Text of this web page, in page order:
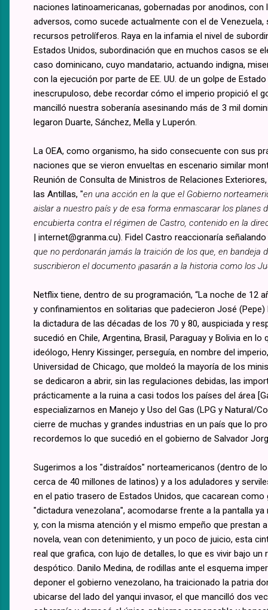
naciones latinoamericanas, gobernadas por anodinos,
adversos, como sucede actualmente con el de
recursos petrolíferos. Raya en la infamia el nivel de
Estados Unidos, subordinación que en muchos casos se
caso dominicano, cuyo mandatario, actuando indigna,
con la ejecución por parte de EE. UU. de un golpe de
inescrupuloso, debe recordar cómo el imperio propició el
mancilló nuestra soberanía asesinando más de 3 mil
legaron Duarte, Sánchez, Mella y Luperón.
La OEA, como organismo, ha sido consecuente con sus
naciones que se vieron envueltas en escenario similar
Reunión de Consulta de Ministros de Relaciones
las Antillas, "en una acción en la que el Gobierno
aislar a nuestro país y de esa forma enmascarar los planes
encubierta contra el régimen de Castro, contenido en la
| internet@granma.cu). Fidel Castro reaccionaría
que no perdonarán jamás la traición de los que, en bandeja
suscribieron el documento ¡pa­sarán a la historia como los
Netflix tiene, dentro de su programación, “La noche de 12
y confinamientos en solitarias que padecieron José
la dictadura de las décadas de los 70 y 80, auspiciada y
sucedió en Chile, Argentina, Brasil, Paraguay y Bolivia en
ideólogo, Henry Kissinger, perseguía, en nombre del
Universidad de Chicago, que moldeó la mayoría de los
se dedicaron a abrir, sin las regulaciones debidas, las
prácticamente a la ruina a casi todos los países del área
especializarnos en Manejo y Uso del Gas (LPG y Natural/
cierre de muchas y grandes industrias en un país que lo
recordemos lo que sucedió en el gobierno de Salvador
Sugerimos a los "distraídos" norteamericanos (dentro de
cerca de 40 millones de latinos) y a los aduladores y
en el patio trasero de Estados Unidos, que cacarean como
"dictadura venezolana", acomodarse frente a la pantalla ya
y, con la misma atención y el mismo empeño que prestan
novela, vean con detenimiento, y un poco de juicio, esta
real que grafica, con lujo de detalles, lo que es vivir bajo un
despótico. Danilo Medina, de rodillas ante el esquema
deponer el gobierno venezolano, ha traicionado la patria
ubicarse del lado del yanqui invasor, el que mancilló dos